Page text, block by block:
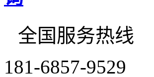
全国服务热线
181-6857-9529